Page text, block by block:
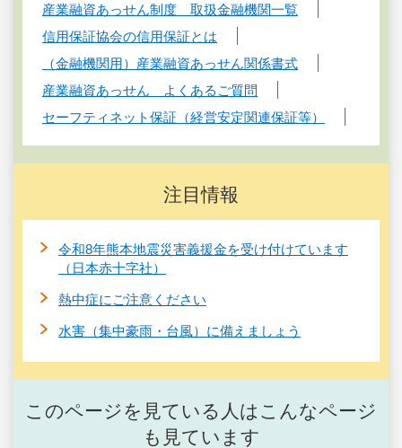
産業融資あっせん制度 取扱金融機関一覧
信用保証協会の信用保証とは
（金融機関用）産業融資あっせん関係書式
産業融資あっせん よくあるご質問
セーフティネット保証（経営安定関連保証等）
注目情報
令和8年熊本地震災害義援金を受け付けています
（日本赤十字社）
熱中症にご注意ください
水害（集中豪雨・台風）に備えましょう
このページを見ている人はこんなページ
も見ています